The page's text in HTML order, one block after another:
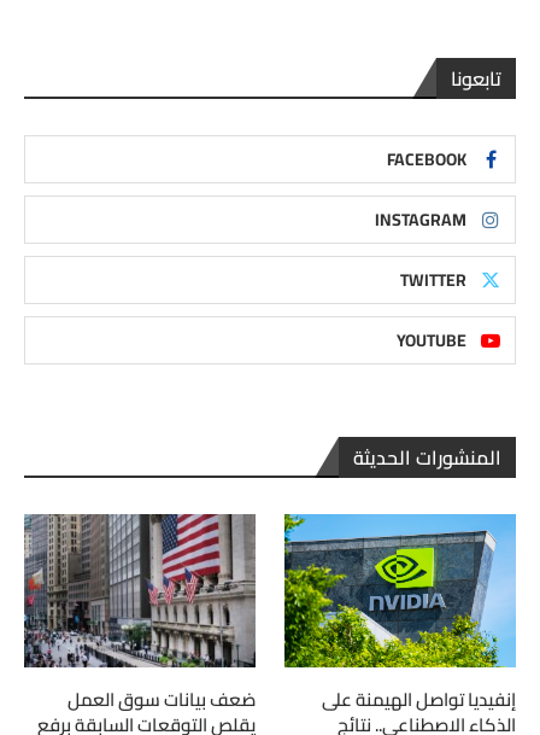
تابعونا
FACEBOOK
INSTAGRAM
TWITTER
YOUTUBE
المنشورات الحديثة
إنفيديا تواصل الهيمنة على
الذكاء الاصطناعي.. نتائج
ضعف بيانات سوق العمل
يقلص التوقعات السابقة برفع